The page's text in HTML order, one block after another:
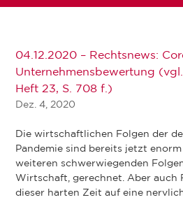
04.12.2020 – Rechtsnews:
Unternehmensbewertung
Heft 23, S. 708 f.)
Dez. 4, 2020
Die wirtschaftlichen Folgen der
Pandemie sind bereits jetzt
weiteren schwerwiegenden
Wirtschaft, gerechnet. Aber auch
dieser harten Zeit auf eine